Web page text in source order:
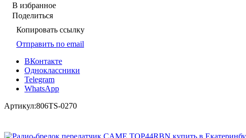
В избранное
Поделиться
Копировать ссылку
Отправить по email
ВКонтакте
Одноклассники
Telegram
WhatsApp
Артикул:806TS-0270